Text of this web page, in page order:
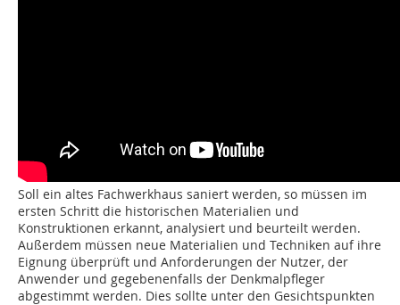
Soll ein altes Fachwerkhaus saniert werden, so müssen im
ersten Schritt die historischen Materialien und
Konstruktionen erkannt, analysiert und beurteilt werden.
Außerdem müssen neue Materialien und Techniken auf ihre
Eignung überprüft und Anforderungen der Nutzer, der
Anwender und gegebenenfalls der Denkmalpfleger
abgestimmt werden. Dies sollte unter den Gesichtspunkten